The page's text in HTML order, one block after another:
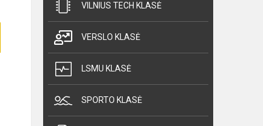
VILNIUS TECH KLASĖ
VERSLO KLASĖ
LSMU KLASĖ
SPORTO KLASĖ